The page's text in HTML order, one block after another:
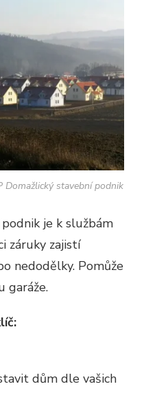
Domažlický stavební podnik
je k službám
záruky zajistí
nedodělky. Pomůže
garáže.
dům dle vašich